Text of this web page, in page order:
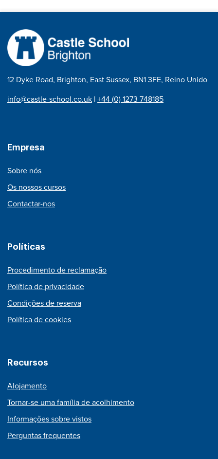
artigos
12 Dyke Road, Brighton, East Sussex, BN1 3FE, Reino Unido
info@castle-school.co.uk |+44 (0) 1273 748185
Empresa
Sobre nós
Os nossos cursos
Contactar-nos
Políticas
Procedimento de reclamação
Política de privacidade
Condições de reserva
Política de cookies
Recursos
Alojamento
Tornar-se uma família de acolhimento
Informações sobre vistos
Perguntas frequentes